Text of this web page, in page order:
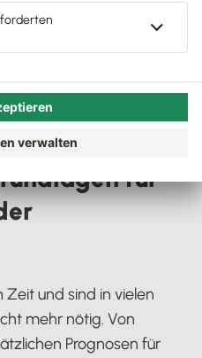
für
Zeit und sind in vielen
mehr nötig. Von
Prognosen für